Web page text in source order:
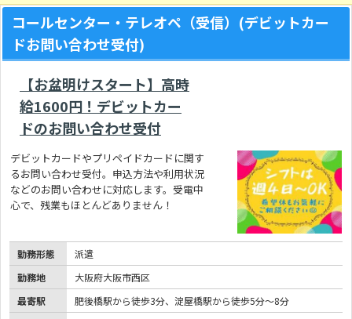
コールセンター・テレオペ（受信）(デビットカー
ドお問い合わせ受付)
【お盆明けスタート】高時
給1600円！デビットカー
ドのお問い合わせ受付
デビットカードやプリペイドカードに関す
るお問い合わせ受付。申込方法や利用状況
などのお問い合わせに対応します。受電中
心で、残業もほとんどありません！
勤務形態
派遣
勤務地
大阪府大阪市西区
最寄駅
肥後橋駅から徒歩3分、淀屋橋駅から徒歩5分～8分